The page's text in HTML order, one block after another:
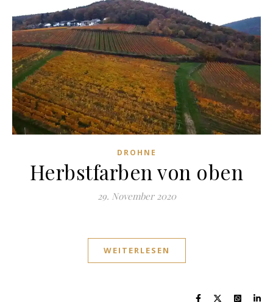
DROHNE
Herbstfarben von oben
29. November 2020
WEITERLESEN